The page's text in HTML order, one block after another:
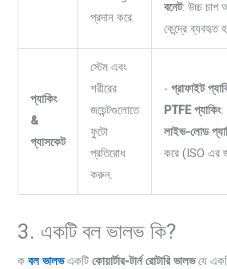
প্রদান করে.
বনেট: উচ্চ চাপ
কেন্দ্রে ব্যবহৃত
প্যাকিং
&
গ্যাসকেট
স্টেম এবং
শরীরের
জয়েন্টগুলোতে
ফুটো
প্রতিরোধ
করুন.
-গ্রাফাইট
PTFE প্যাকিং:
লাইভ-লোড
করে (ISO এর
3. একটি বল ভালভ কি?
কবল ভালভএকটিকোয়ার্টার-টার্ন রোটারি ভালভযে